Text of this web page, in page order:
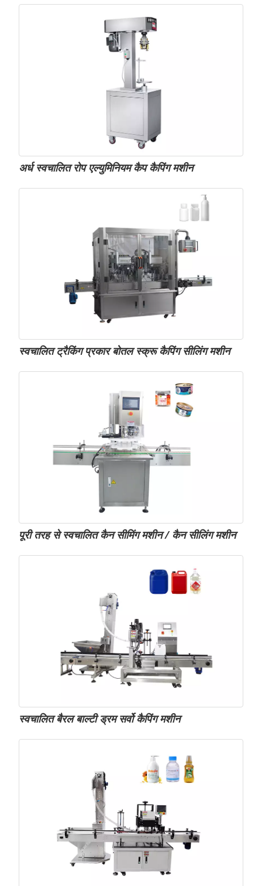
अर्ध स्वचालित रोप एल्युमिनियम कैप कैपिंग मशीन
स्वचालित ट्रैकिंग प्रकार बोतल स्क्रू कैपिंग सीलिंग मशीन
पूरी तरह से स्वचालित कैन सीमिंग मशीन / कैन सीलिंग मशीन
स्वचालित बैरल बाल्टी ड्रम सर्वो कैपिंग मशीन